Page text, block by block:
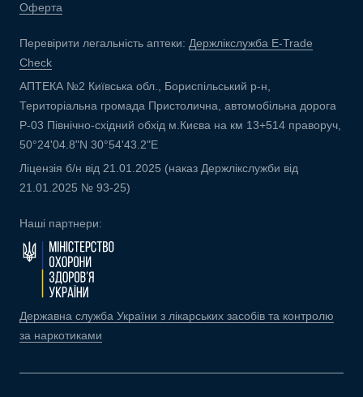
Оферта
Перевірити легальність аптеки: Держлікслужба E-Trade
Check
АПТЕКА №2 Київська обл., Бориспільський р-н,
Територіальна громада Пристолична, автомобільна дорога
Р-03 Північно-східний обхід м.Києва на км 13+514 праворуч,
50°24'04.8"N 30°54'43.2"E
Ліцензія б/н від 21.01.2025 (наказ Держлікслужби від
21.01.2025 № 93-25)
Наші партнери:
Державна служба України з лікарських засобів та контролю
за наркотиками